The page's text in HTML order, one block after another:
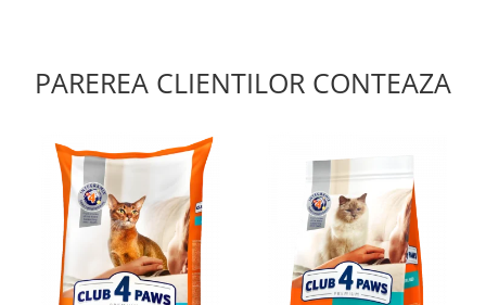
PAREREA CLIENTILOR CONTEAZA